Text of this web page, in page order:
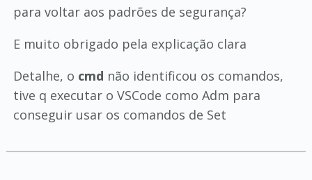
para voltar aos padrões de segurança?
E muito obrigado pela explicação clara
Detalhe, o cmd não identificou os comandos,
tive q executar o VSCode como Adm para
conseguir usar os comandos de Set